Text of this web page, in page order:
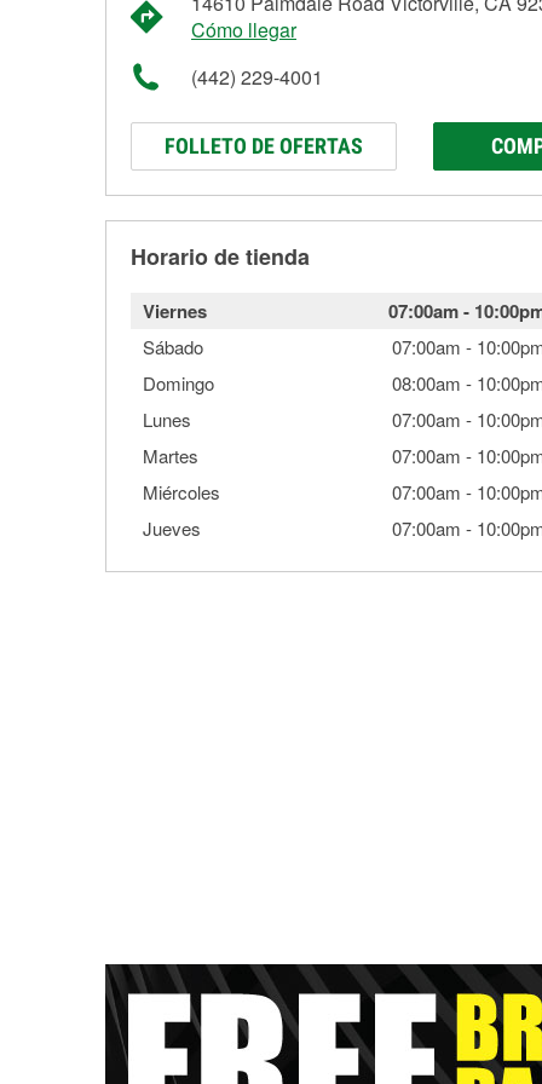
Cómo llegar
(442) 229-4001
FOLLETO DE OFERTAS
Horario de tienda
Viernes 07:00am-
Sábado 07:00am -
Domingo
08:00am -
Lunes
07:00am -
Martes
07:00am -
Miércoles
07:00am -
Jueves
07:00am -